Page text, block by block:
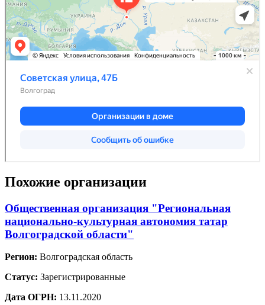
Похожие организации
Общественная организация "Региональная
национально-культурная автономия татар
Волгоградской области"
Регион: Волгоградская область
Статус: Зарегистрированные
Дата ОГРН: 13.11.2020